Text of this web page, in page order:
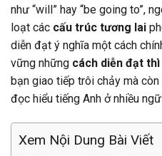
như “will” hay “be going to”,
loạt các cấu trúc tương lai
diễn đạt ý nghĩa một cách
vững những cách diễn đạt
bạn giao tiếp trôi chảy mà
đọc hiểu tiếng Anh ở nhiều
Xem Nội Dung Bài Viết